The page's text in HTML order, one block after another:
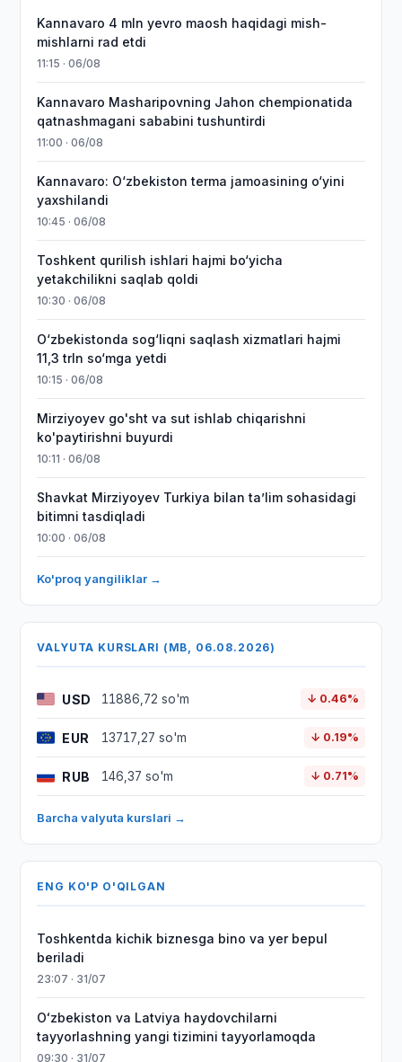
Kannavaro 4 mln yevro maosh haqidagi mish-
mishlarni rad etdi
11:15 · 06/08
Kannavaro Masharipovning Jahon chempionatida
qatnashmagani sababini tushuntirdi
11:00 · 06/08
Kannavaro: O‘zbekiston terma jamoasining o‘yini
yaxshilandi
10:45 · 06/08
Toshkent qurilish ishlari hajmi bo‘yicha
yetakchilikni saqlab qoldi
10:30 · 06/08
O‘zbekistonda sog‘liqni saqlash xizmatlari hajmi
11,3 trln so‘mga yetdi
10:15 · 06/08
Mirziyoyev go'sht va sut ishlab chiqarishni
ko'paytirishni buyurdi
10:11 · 06/08
Shavkat Mirziyoyev Turkiya bilan taʼlim sohasidagi
bitimni tasdiqladi
10:00 · 06/08
Ko'proq yangiliklar →
VALYUTA KURSLARI (MB, 06.08.2026)
USD 11886,72 so'm ↓ 0.46%
EUR 13717,27 so'm ↓ 0.19%
RUB 146,37 so'm ↓ 0.71%
Barcha valyuta kurslari →
ENG KO'P O'QILGAN
Toshkentda kichik biznesga bino va yer bepul
beriladi
23:07 · 31/07
Oʻzbekiston va Latviya haydovchilarni
tayyorlashning yangi tizimini tayyorlamoqda
09:30 · 31/07